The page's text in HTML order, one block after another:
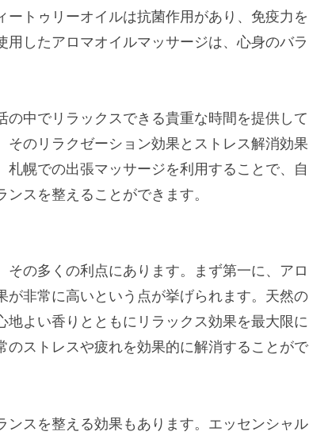
トゥリーオイルは抗菌作用があり、免疫力を
したアロマオイルマッサージは、心身のバラ
中でリラックスできる貴重な時間を提供して
そのリラクゼーション効果とストレス解消効果
幌での出張マッサージを利用することで、自
スを整えることができます。
の多くの利点にあります。まず第一に、アロ
非常に高いという点が挙げられます。天然の
よい香りとともにリラックス効果を最大限に
ストレスや疲れを効果的に解消することがで
ンスを整える効果もあります。エッセンシャル